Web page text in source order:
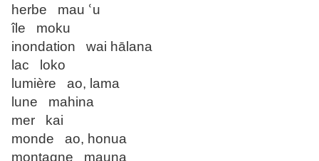
herbe mau ՙu
île moku
inondation wai hālana
lac loko
lumière ao, lama
lune mahina
mer kai
monde ao, honua
montagne mauna